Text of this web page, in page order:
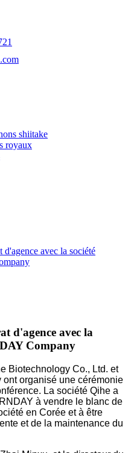
shiitake
royaux
avec la société
d'agence avec la
Company
Biotechnology Co., Ltd. et
organisé une cérémonie
La société Qihe a
à vendre le blanc de
en Corée et à être
et de la maintenance du